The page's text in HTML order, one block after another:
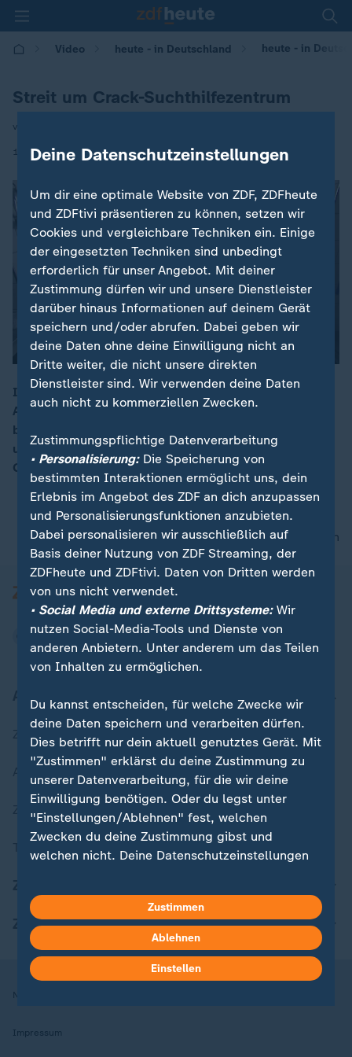
Video heute - in Deutschland heute - in
Streit um Crack-Suchthilfezentrum
von Susanna Santina
16.05.2025 | 14:00
In Frankfurt soll ein Suchthilfezentrum für Crack
Abhängige errichtet werden, um so die Drogenszene
besser in den Griff zu bekommen. Mieter sind empört
und die Investoren warnen. Heute soll über den
Gebäudekauf abgestimmt werden.
nach oben
Aktuell bei ZDFheute
Zuletzt veröffentlicht
Aktuelle Sendungs-Videos
ZDFheute Stories
Themen im Überblick
ZDFheute Apps
Nutzungsbedingungen
Impressum
Deine Datenschutzeinstellungen
Um dir eine optimale Website von ZDF, ZDFheute
und ZDFtivi präsentieren zu können, setzen wir
Cookies und vergleichbare Techniken ein. Einige
der eingesetzten Techniken sind unbedingt
erforderlich für unser Angebot. Mit deiner
Zustimmung dürfen wir und unsere Dienstleister
darüber hinaus Informationen auf deinem Gerät
speichern und/oder abrufen. Dabei geben wir
deine Daten ohne deine Einwilligung nicht an
Dritte weiter, die nicht unsere direkten
Dienstleister sind. Wir verwenden deine Daten
auch nicht zu kommerziellen Zwecken.
Zustimmungspflichtige Datenverarbeitung
• Personalisierung:Die Speicherung von
bestimmten Interaktionen ermöglicht uns, dein
Erlebnis im Angebot des ZDF an dich anzupassen
und Personalisierungsfunktionen anzubieten.
Dabei personalisieren wir ausschließlich auf
Basis deiner Nutzung von ZDF Streaming, der
ZDFheute und ZDFtivi. Daten von Dritten werden
von uns nicht verwendet.
• Social Media und externe Drittsysteme:Wir
nutzen Social-Media-Tools und Dienste von
anderen Anbietern. Unter anderem um das Teilen
von Inhalten zu ermöglichen.
Du kannst entscheiden, für welche Zwecke wir
deine Daten speichern und verarbeiten dürfen.
Dies betrifft nur dein aktuell genutztes Gerät. Mit
"Zustimmen" erklärst du deine Zustimmung zu
unserer Datenverarbeitung, für die wir deine
Einwilligung benötigen. Oder du legst unter
"Einstellungen/Ablehnen" fest, welchen
Zwecken du deine Zustimmung gibst und
welchen nicht. Deine Datenschutzeinstellungen
in deinen Einstellungen widerrufen oder ändern.
Hier findest du das Impressum.
Weitere Informationen findest du in unserer
Datenschutzerklärung.
Zustimmen
Ablehnen
Einstellen